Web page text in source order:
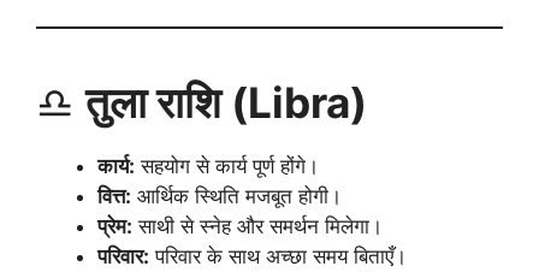
♎तुला राशि (Libra)
कार्य: सहयोग से कार्य पूर्ण होंगे।
वित्त: आर्थिक स्थिति मजबूत होगी।
प्रेम: साथी से स्नेह और समर्थन मिलेगा।
परिवार: परिवार के साथ अच्छा समय बिताएँ।